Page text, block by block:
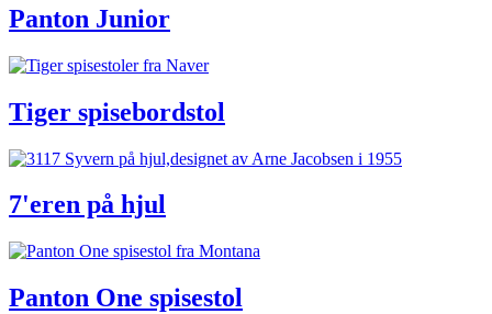
Panton Junior
Tiger spisebordstol
7'eren på hjul
Panton One spisestol